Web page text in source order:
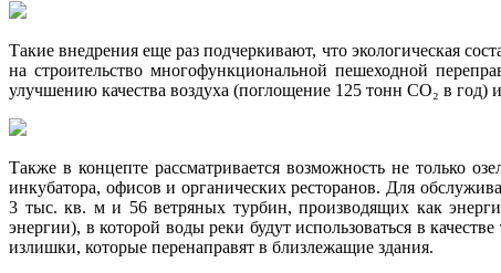
Такие внедрения еще раз подчеркивают, что экологическая
на строительство многофункциональной пешеходной
улучшению качества воздуха (поглощение 125 тонн CO₂ в год)
Также в концепте рассматривается возможность не только
инкубатора, офисов и органических ресторанов. Для
3 тыс. кв. м и 56 ветряных турбин, производящих как
энергии), в которой воды реки будут использоваться в
излишки, которые перенаправят в близлежащие здания.